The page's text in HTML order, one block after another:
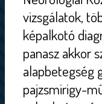
vizsgálatok,
képalkotó
panasz akkor
alapbetegség
pajzsmirigy-